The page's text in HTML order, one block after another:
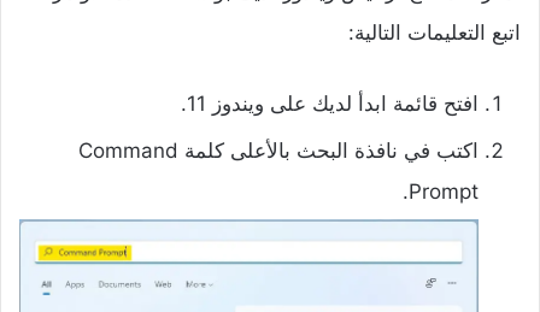
اتبع التعليمات التالية:
افتح قائمة ابدأ لديك على ويندوز 11.
اكتب في نافذة البحث بالأعلى كلمة Command
Prompt.